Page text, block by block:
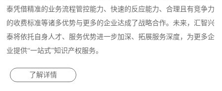
泰凭借精准的业务流程管控能力、快速的反应能力、合理且有竞争力
的收费标准等诸多优势与更多的企业达成了战略合作。未来，汇智兴
泰将依托自身人才、服务优势进一步加深、拓展服务深度，为更多企
业提供“一站式”知识产权服务。
了解详情